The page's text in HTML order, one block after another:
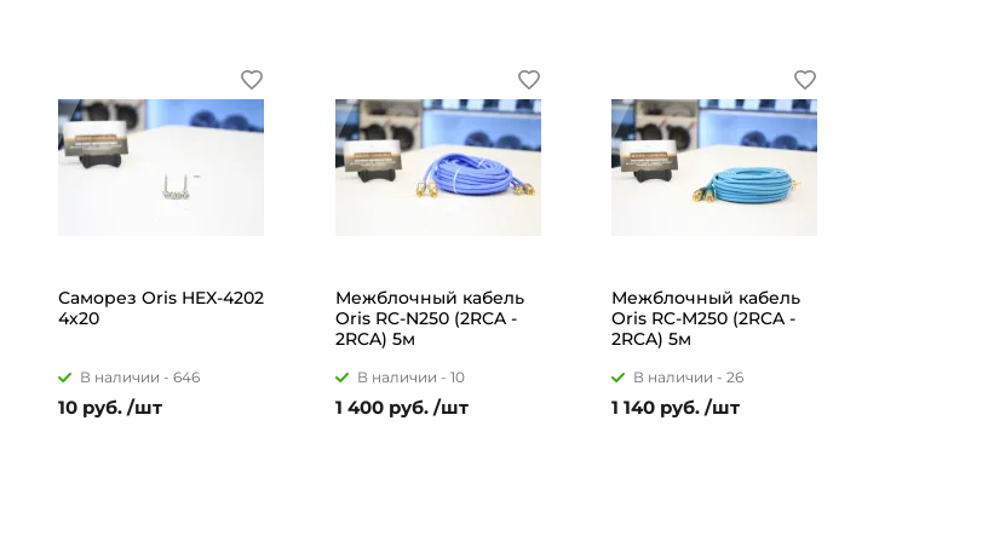
Саморез Oris HEX-4202
4х20
В наличии - 646
10 руб. /шт
Межблочный кабель
Oris RC-N250 (2RCA -
2RCA) 5м
В наличии - 10
1 400 руб. /шт
Межблочный кабель
Oris RC-M250 (2RCA -
2RCA) 5м
В наличии - 26
1 140 руб. /шт